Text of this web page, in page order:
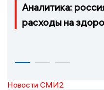
Аналитика:
расходы на
Новости СМИ2